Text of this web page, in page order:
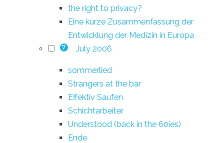
the right to privacy?
Eine kurze Zusammenfassung der
Entwicklung der Medizin in Europa
7 July 2006
sommerlied
Strangers at the bar
Effektiv Saufen
Schichtarbeiter
Understood (back in the 60ies)
Ende